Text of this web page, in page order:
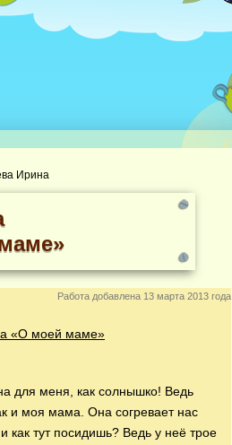
Ирина
Работа добавлена 13 марта 2013 года
«О моей маме»
для меня, как солнышко! Ведь
и моя мама. Она согревает нас
как тут посидишь? Ведь у неё трое